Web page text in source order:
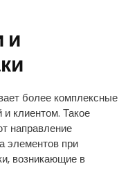
и
более комплексные
клиентом. Такое
направление
элементов при
возникающие в